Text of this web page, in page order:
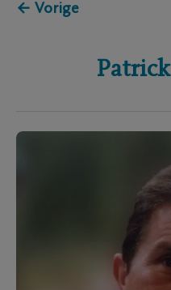
← Vorige
Patrick